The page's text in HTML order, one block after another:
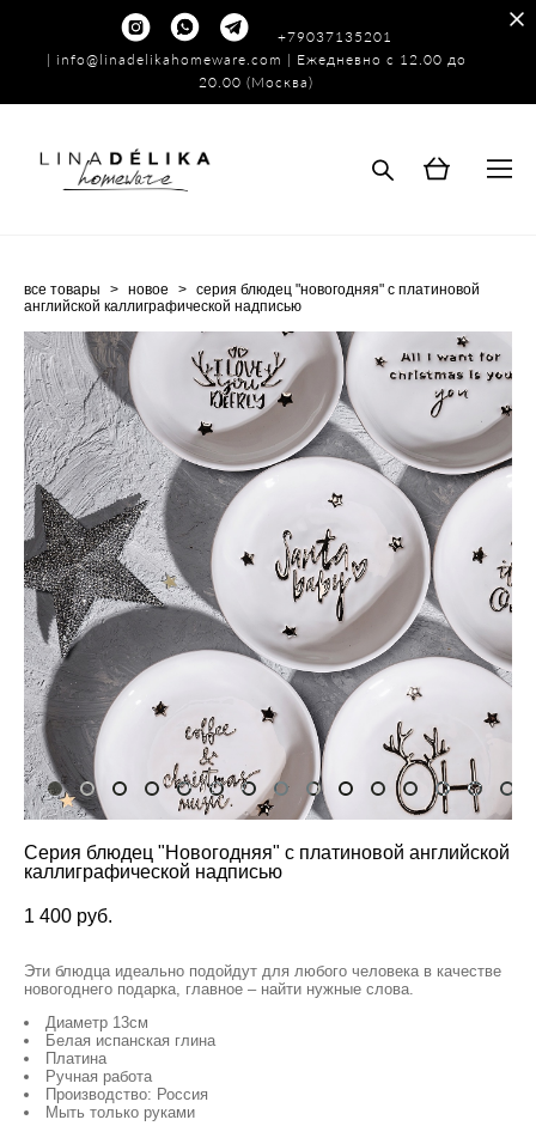
+79037135201
| info@linadelikahomeware.com | Ежедневно с 12.00 до
20.00 (Москва)
все товары > новое > серия блюдец "новогодняя" с платиновой
английской каллиграфической надписью
Серия блюдец "Новогодняя" с платиновой английской
каллиграфической надписью
1 400 pуб.
Эти блюдца идеально подойдут для любого человека в качестве
новогоднего подарка, главное – найти нужные слова.
Диаметр 13см
Белая испанская глина
Платина
Ручная работа
Производство: Россия
Мыть только руками